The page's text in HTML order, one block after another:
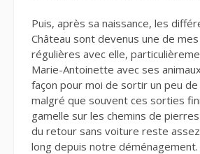
Puis, après sa naissance, les
Château sont devenus une de
régulières avec elle,
Marie-Antoinette avec ses
façon pour moi de sortir un peu
malgré que souvent ces sorties
gamelle sur les chemins de
du retour sans voiture reste
long depuis notre déménagement.